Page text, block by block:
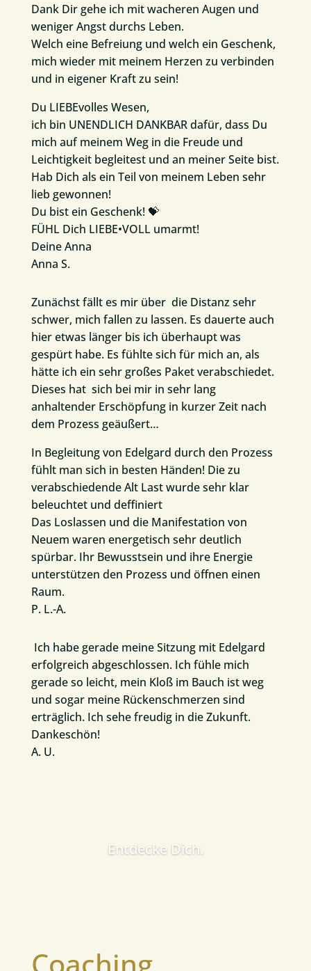
Dank Dir gehe ich mit wacheren Augen und
weniger Angst durchs Leben.
Welch eine Befreiung und welch ein Geschenk,
mich wieder mit meinem Herzen zu verbinden
und in eigener Kraft zu sein!
Du LIEBEvolles Wesen,
ich bin UNENDLICH DANKBAR dafür, dass Du
mich auf meinem Weg in die Freude und
Leichtigkeit begleitest und an meiner Seite bist.
Hab Dich als ein Teil von meinem Leben sehr
lieb gewonnen!
Du bist ein Geschenk! 💝
FÜHL Dich LIEBE•VOLL umarmt!
Deine Anna
Anna S.
Zunächst fällt es mir über die Distanz sehr
schwer, mich fallen zu lassen. Es dauerte auch
hier etwas länger bis ich überhaupt was
gespürt habe. Es fühlte sich für mich an, als
hätte ich ein sehr großes Paket verabschiedet.
Dieses hat sich bei mir in sehr lang
anhaltender Erschöpfung in kurzer Zeit nach
dem Prozess geäußert…
In Begleitung von Edelgard durch den Prozess
fühlt man sich in besten Händen! Die zu
verabschiedende Alt Last wurde sehr klar
beleuchtet und deffiniert
Das Loslassen und die Manifestation von
Neuem waren energetisch sehr deutlich
spürbar. Ihr Bewusstsein und ihre Energie
unterstützen den Prozess und öffnen einen
Raum.
P. L.-A.
Ich habe gerade meine Sitzung mit Edelgard
erfolgreich abgeschlossen. Ich fühle mich
gerade so leicht, mein Kloß im Bauch ist weg
und sogar meine Rückenschmerzen sind
erträglich. Ich sehe freudig in die Zukunft.
Dankeschön!
A. U.
Entdecke Dich.